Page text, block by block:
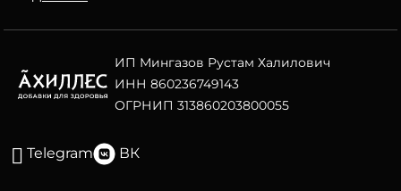
ИП Мингазов Рустам Халилович
ИНН 860236749143
ОГРНИП 313860203800055
Telegram ВК